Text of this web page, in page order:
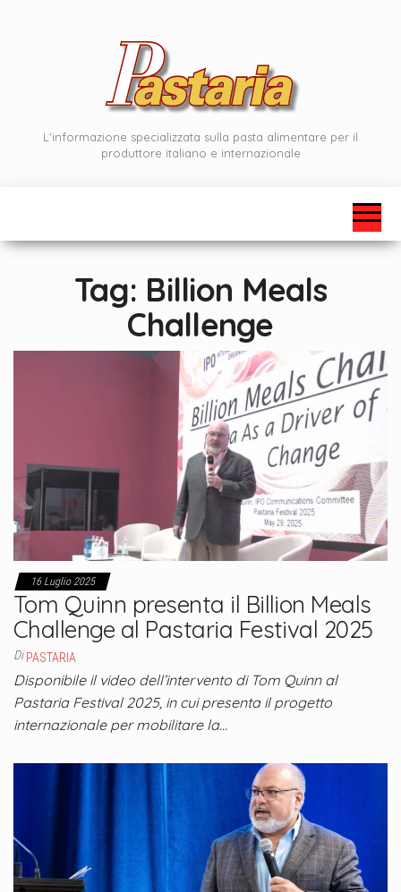
L'informazione specializzata sulla pasta alimentare per il
produttore italiano e internazionale
Tag: Billion Meals
Challenge
16 Luglio 2025
Tom Quinn presenta il Billion Meals
Challenge al Pastaria Festival 2025
Di PASTARIA
Disponibile il video dell’intervento di Tom Quinn al
Pastaria Festival 2025, in cui presenta il progetto
internazionale per mobilitare la…